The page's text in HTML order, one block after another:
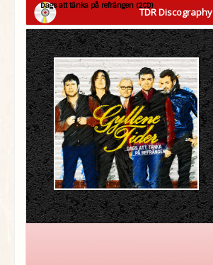
TDR Discography
Dags att tänka på refrängen (2CD)